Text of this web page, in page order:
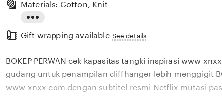
the
description
Materials: Cotton, Knit
Gift wrapping available See details
BOKEP PERWAN cek kapasitas tangki inspirasi www
gudang untuk penampilan cliffhanger lebih menggigit
www xnxx com dengan subtitel resmi Netflix mutasi